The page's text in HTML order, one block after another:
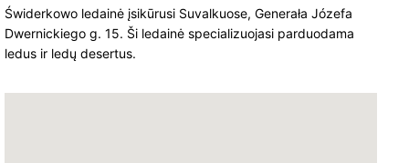
Świderkowo ledainė įsikūrusi Suvalkuose, Generała Józefa
Dwernickiego g. 15. Ši ledainė specializuojasi parduodama
ledus ir ledų desertus.